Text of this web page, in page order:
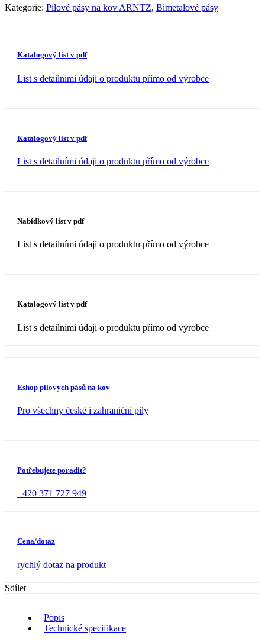
Kategorie: Pilové pásy na kov ARNTZ, Bimetalové pásy
Katalogový list v pdf
List s detailními údaji o produktu přímo od výrobce
Katalogový list v pdf
List s detailními údaji o produktu přímo od výrobce
Nabídkový list v pdf
List s detailními údaji o produktu přímo od výrobce
Katalogový list v pdf
List s detailními údaji o produktu přímo od výrobce
Eshop pilových pásů na kov
Pro všechny české i zahraniční pily
Potřebujete poradit?
+420 371 727 949
Cena/dotaz
rychlý dotaz na produkt
Sdílet
Popis
Technické specifikace